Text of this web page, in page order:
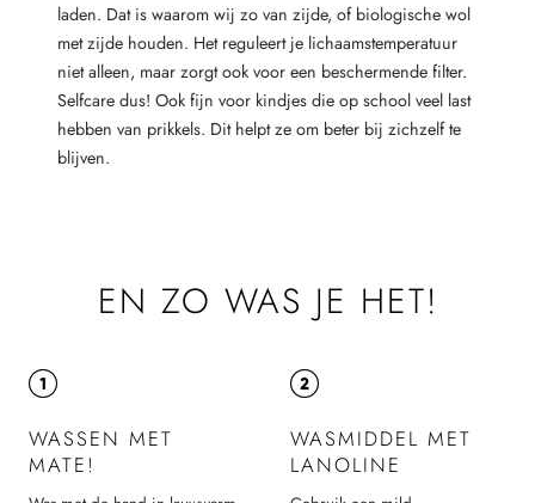
laden. Dat is waarom wij zo van zijde, of biologische wol
met zijde houden. Het reguleert je lichaamstemperatuur
niet alleen, maar zorgt ook voor een beschermende filter.
Selfcare dus! Ook fijn voor kindjes die op school veel last
hebben van prikkels. Dit helpt ze om beter bij zichzelf te
blijven.
EN ZO WAS JE HET!
WASSEN MET
MATE!
WASMIDDEL MET
LANOLINE